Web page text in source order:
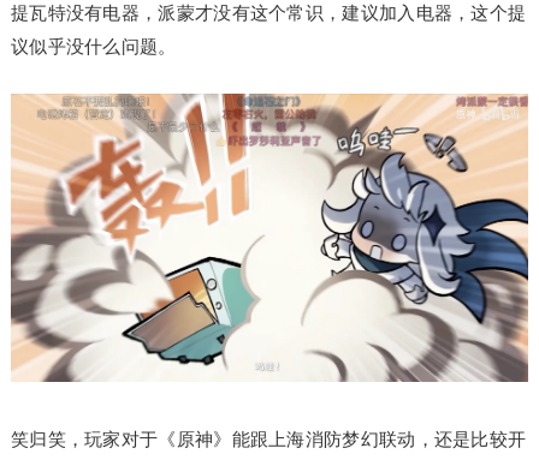
提瓦特没有电器，派蒙才没有这个常识，建议加入电器，这个提
议似乎没什么问题。
笑归笑，玩家对于《原神》能跟上海消防梦幻联动，还是比较开